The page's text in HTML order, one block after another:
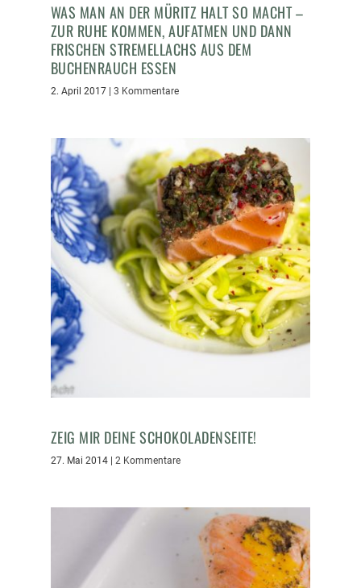
WAS MAN AN DER MÜRITZ HALT SO MACHT –
ZUR RUHE KOMMEN, AUFATMEN UND DANN
FRISCHEN STREMELLACHS AUS DEM
BUCHENRAUCH ESSEN
2. April 2017| 3 Kommentare
ZEIG MIR DEINE SCHOKOLADENSEITE!
27. Mai 2014| 2 Kommentare